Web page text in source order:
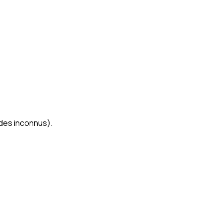
inconnus).